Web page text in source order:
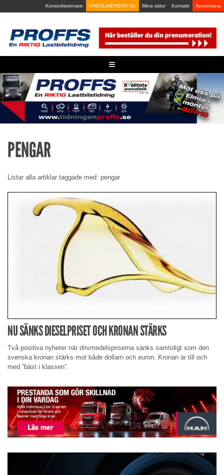
to
Korsordsvinnare PRENUMERERA NU Mina sidor Kontakt Annonsera
≡
PENGAR
Listar alla artiklar taggade med: pengar
NU SÄNKS DIESELPRISET OCH KRONAN STÄRKS
Två positiva nyheter när drivmedelspriserna sänks samtidigt som den
svenska kronan stärks mot både dollarn och euron. Kronan är till och
med ”bäst i klassen”.